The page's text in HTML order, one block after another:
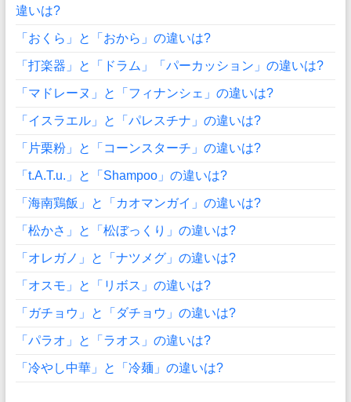
違いは?
「おくら」と「おから」の違いは?
「打楽器」と「ドラム」「パーカッション」の違いは?
「マドレーヌ」と「フィナンシェ」の違いは?
「イスラエル」と「パレスチナ」の違いは?
「片栗粉」と「コーンスターチ」の違いは?
「t.A.T.u.」と「Shampoo」の違いは?
「海南鶏飯」と「カオマンガイ」の違いは?
「松かさ」と「松ぼっくり」の違いは?
「オレガノ」と「ナツメグ」の違いは?
「オスモ」と「リボス」の違いは?
「ガチョウ」と「ダチョウ」の違いは?
「パラオ」と「ラオス」の違いは?
「冷やし中華」と「冷麺」の違いは?